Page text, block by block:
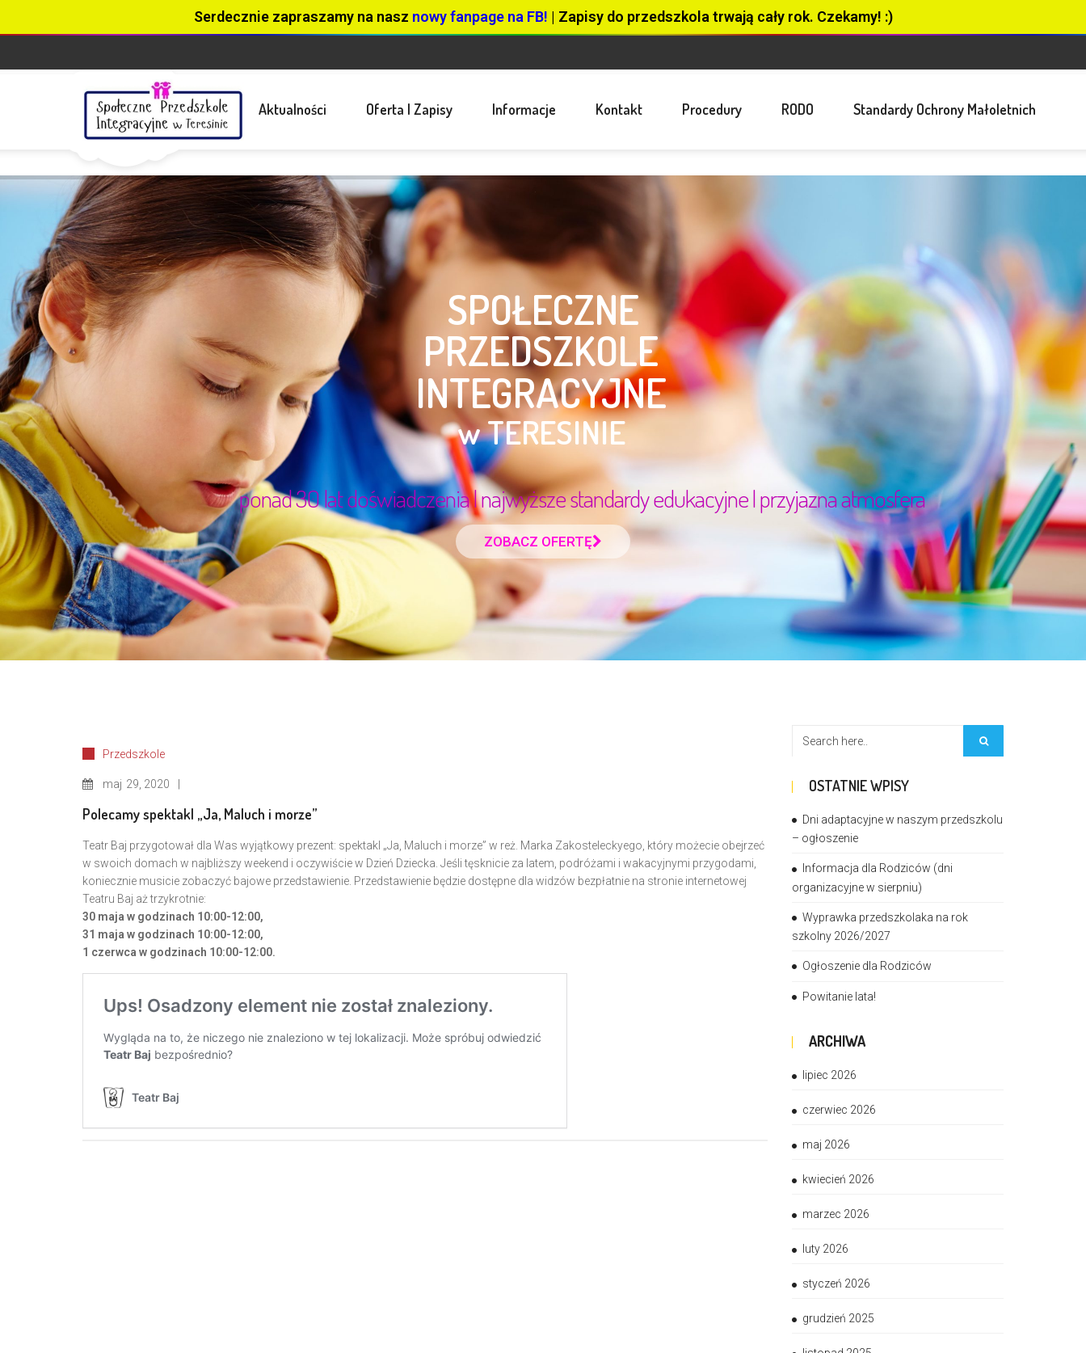
Serdecznie zapraszamy na nasz nowy fanpage na FB! | Zapisy do przedszkola trwają cały rok. Czekamy! :)
Aktualności Oferta I Zapisy Informacje Kontakt Procedury RODO Standardy Ochrony Małoletnich
Przedszkole
maj 29, 2020
Polecamy spektakl „Ja, Maluch i morze”
Teatr Baj przygotował dla Was wyjątkowy prezent: spektakl „Ja, Maluch i morze” w reż. Marka Zakosteleckyego, który możecie obejrzeć
w swoich domach w najbliższy weekend i oczywiście w Dzień Dziecka. Jeśli tęsknicie za latem, podróżami i wakacyjnymi przygodami,
koniecznie musicie zobaczyć bajowe przedstawienie. Przedstawienie będzie dostępne dla widzów bezpłatnie na stronie internetowej
Teatru Baj aż trzykrotnie:
30 maja w godzinach 10:00-12:00,
31 maja w godzinach 10:00-12:00,
1 czerwca w godzinach 10:00-12:00.
OSTATNIE WPISY
Dni adaptacyjne w naszym przedszkolu
– ogłoszenie
Informacja dla Rodziców (dni
organizacyjne w sierpniu)
Wyprawka przedszkolaka na rok
szkolny 2026/2027
Ogłoszenie dla Rodziców
Powitanie lata!
ARCHIWA
lipiec 2026
czerwiec 2026
maj 2026
kwiecień 2026
marzec 2026
luty 2026
styczeń 2026
grudzień 2025